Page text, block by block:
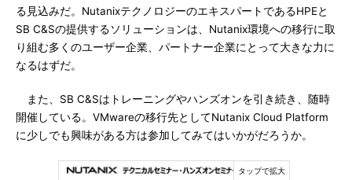
る見込みだ。NutanixテクノロジーのエキスパートであるHPEと
SB C&Sの提供するソリューションは、Nutanix環境への移行に取
り組む多くのユーザー企業、パートナー企業にとって大きな力に
なるはずだ。
また、SB C&Sはトレーニングやハンズオンを引き続き、随時
開催している。VMwareの移行先としてNutanix Cloud Platform
に少しでも興味がある方は参加してみてはいかがだろうか。